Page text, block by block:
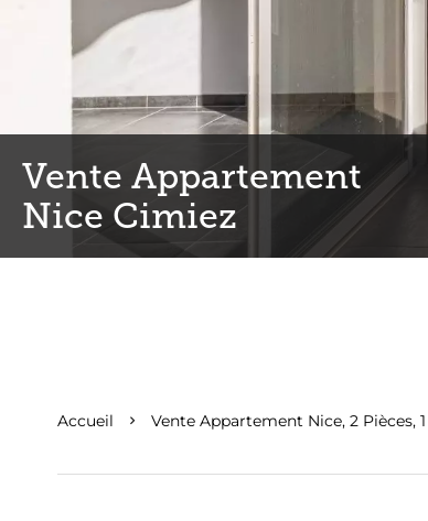
Vente Appartement
Nice Cimiez
Accueil Vente Appartement Nice, 2 Pièces,